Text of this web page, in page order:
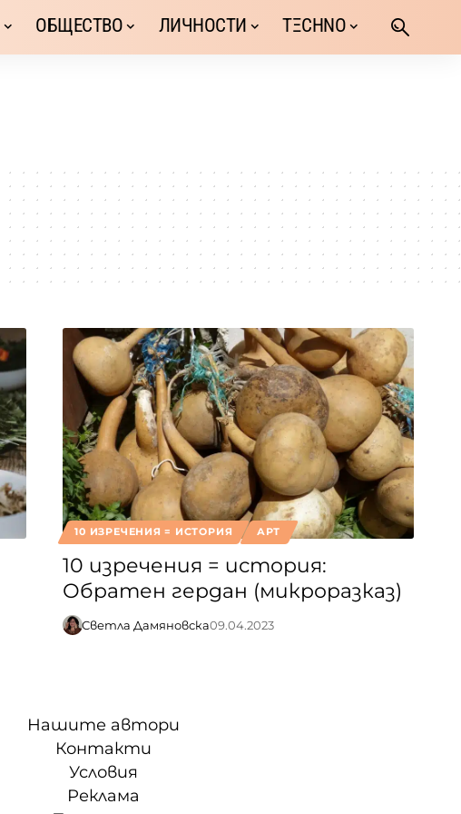
ОБЩЕСТВО ЛИЧНОСТИ TΞCHNO
10 ИЗРЕЧЕНИЯ = ИСТОРИЯ АРТ
10 изречения = история:
Обратен гердан (микроразказ)
Светла Дамяновска09.04.2023
Нашите автори
Контакти
Условия
Реклама